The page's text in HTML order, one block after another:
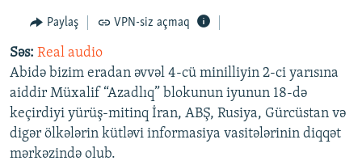
FƏRQƏ BAX
QANUNI DOĞRU
ARAŞDIRMA
MULTIMEDIA
VIDEO
RADIO ARXIV
Paylaş VPN-siz açmaq
Səs: Real audio
Abidə bizim eradan əvvəl 4-cü minilliyin 2-ci yarısına
aiddir Müxalif “Azadlıq” blokunun iyunun 18-də
keçirdiyi yürüş-mitinq İran, ABŞ, Rusiya, Gürcüstan və
digər ölkələrin kütləvi informasiya vasitələrinin diqqət
mərkəzində olub.